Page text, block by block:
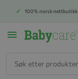
100% norsk nettbutikk